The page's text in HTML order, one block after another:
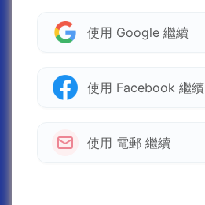
使用 Google 繼續
使用 Facebook 繼續
使用 電郵 繼續